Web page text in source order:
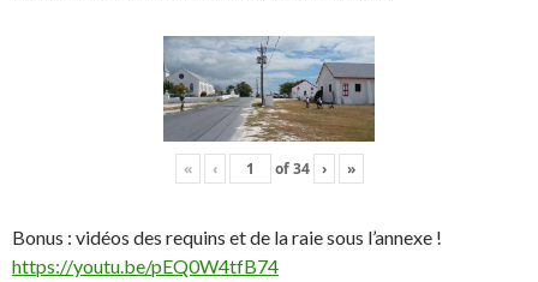
« ‹ of34 › »
Bonus : vidéos des requins et de la raie sous l’annexe !
https://youtu.be/pEQ0W4tfB74